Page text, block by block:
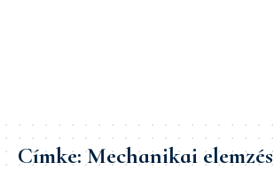
Címke:Mechanikai elemzés